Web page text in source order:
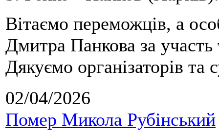
Вітаємо переможців, а
Дмитра Панкова за
Дякуємо організаторів та
02/04/2026
Помер Микола Рубінський